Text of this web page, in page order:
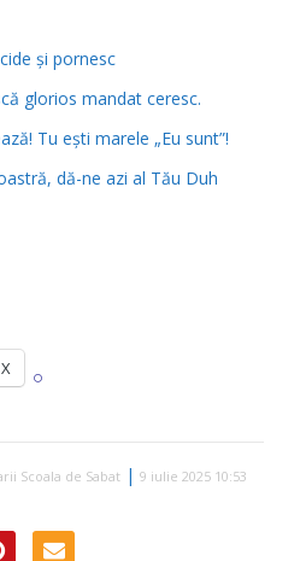
și pornesc
glorios mandat ceresc.
Tu ești marele „Eu sunt”!
dă-ne azi al Tău Duh
X
Scoala de Sabat | 9 iulie 2025 10:53